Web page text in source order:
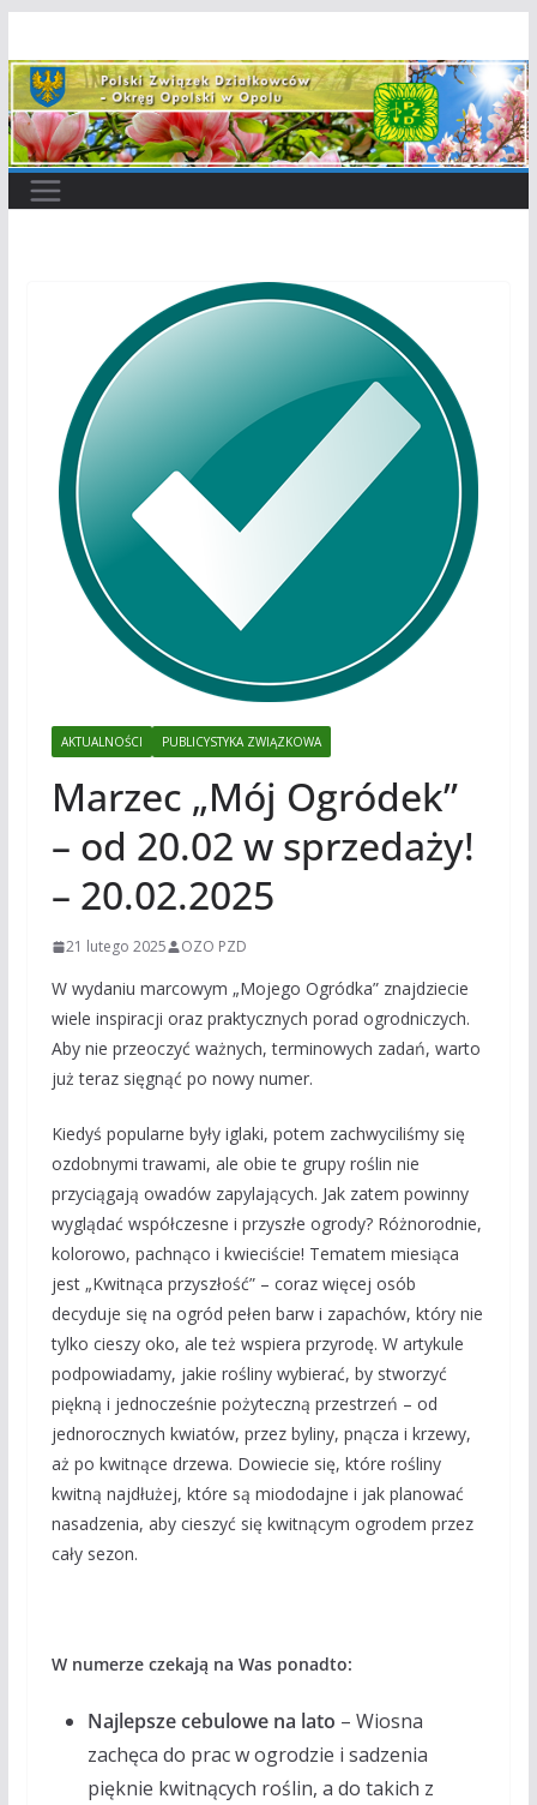
do
treści
AKTUALNOŚCI PUBLICYSTYKA ZWIĄZKOWA
Marzec „Mój Ogródek”
– od 20.02 w sprzedaży!
– 20.02.2025
21 lutego 2025 OZO PZD
W wydaniu marcowym „Mojego Ogródka” znajdziecie
wiele inspiracji oraz praktycznych porad ogrodniczych.
Aby nie przeoczyć ważnych, terminowych zadań, warto
już teraz sięgnąć po nowy numer.
Kiedyś popularne były iglaki, potem zachwyciliśmy się
ozdobnymi trawami, ale obie te grupy roślin nie
przyciągają owadów zapylających. Jak zatem powinny
wyglądać współczesne i przyszłe ogrody? Różnorodnie,
kolorowo, pachnąco i kwieciście! Tematem miesiąca
jest „Kwitnąca przyszłość” – coraz więcej osób
decyduje się na ogród pełen barw i zapachów, który nie
tylko cieszy oko, ale też wspiera przyrodę. W artykule
podpowiadamy, jakie rośliny wybierać, by stworzyć
piękną i jednocześnie pożyteczną przestrzeń – od
jednorocznych kwiatów, przez byliny, pnącza i krzewy,
aż po kwitnące drzewa. Dowiecie się, które rośliny
kwitną najdłużej, które są miododajne i jak planować
nasadzenia, aby cieszyć się kwitnącym ogrodem przez
cały sezon.
W numerze czekają na Was ponadto:
Najlepsze cebulowe na lato – Wiosna
zachęca do prac w ogrodzie i sadzenia
pięknie kwitnących roślin, a do takich z